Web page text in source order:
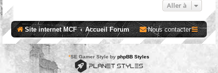
Aller à
Site internet MCF Accueil Forum Nous contacter
*SE Gamer Style by phpBB Styles